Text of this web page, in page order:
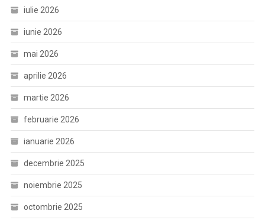
iulie 2026
iunie 2026
mai 2026
aprilie 2026
martie 2026
februarie 2026
ianuarie 2026
decembrie 2025
noiembrie 2025
octombrie 2025